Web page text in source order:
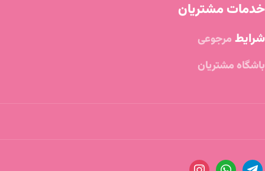
خدمات مشتریان
شرایط مرجوعی
باشگاه مشتریان